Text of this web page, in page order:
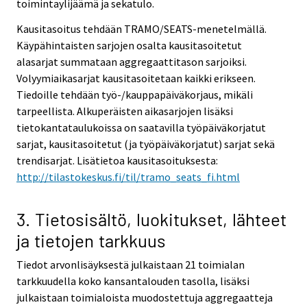
toimintaylijäämä ja sekatulo.
Kausitasoitus tehdään TRAMO/SEATS-menetelmällä.
Käypähintaisten sarjojen osalta kausitasoitetut
alasarjat summataan aggregaattitason sarjoiksi.
Volyymiaikasarjat kausitasoitetaan kaikki erikseen.
Tiedoille tehdään työ-/kauppapäiväkorjaus, mikäli
tarpeellista. Alkuperäisten aikasarjojen lisäksi
tietokantataulukoissa on saatavilla työpäiväkorjatut
sarjat, kausitasoitetut (ja työpäiväkorjatut) sarjat sekä
trendisarjat. Lisätietoa kausitasoituksesta:
http://tilastokeskus.fi/til/tramo_seats_fi.html
3. Tietosisältö, luokitukset, lähteet
ja tietojen tarkkuus
Tiedot arvonlisäyksestä julkaistaan 21 toimialan
tarkkuudella koko kansantalouden tasolla, lisäksi
julkaistaan toimialoista muodostettuja aggregaatteja